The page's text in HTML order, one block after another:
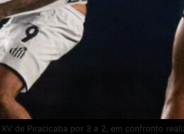
de Piracicaba por 3 a 2, em confronto